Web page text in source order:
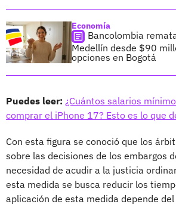
Economía
Bancolombia
Medellín desde $90
opciones en Bogotá
Puedes leer: ¿Cuántos salarios
comprar el iPhone 17? Esto es lo que
Con esta figura se conoció que los
sobre las decisiones de los embargos
necesidad de acudir a la justicia
esta medida se busca reducir los
aplicación de esta medida depende